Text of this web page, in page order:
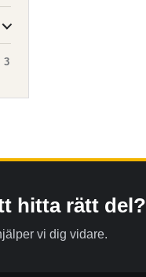
3
hitta rätt del?
vi dig vidare.